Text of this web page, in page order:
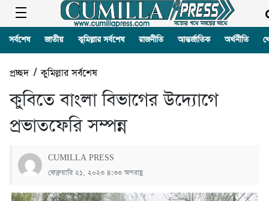
সর্বশেষ জাতীয় কুমিল্লার সর্বশেষ রাজনীতি আন্তর্জাতিক অর্থনীতি
প্রচ্ছদ/কুমিল্লার সর্বশেষ
কুবিতে বাংলা বিভাগের উদ্যোগে
প্রভাতফেরি সম্পন্ন
CUMILLA PRESS
ফেব্রুয়ারি ২১, ২০২৩ ৪:৩৩ অপরাহ্ণ